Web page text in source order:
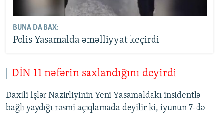
BUNA DA BAX:
Polis Yasamalda əməlliyyat keçirdi
DİN 11 nəfərin saxlandığını deyirdi
Daxili İşlər Nazirliyinin Yeni Yasamaldakı insidentlə
bağlı yaydığı rəsmi açıqlamada deyilir ki, iyunun 7-də